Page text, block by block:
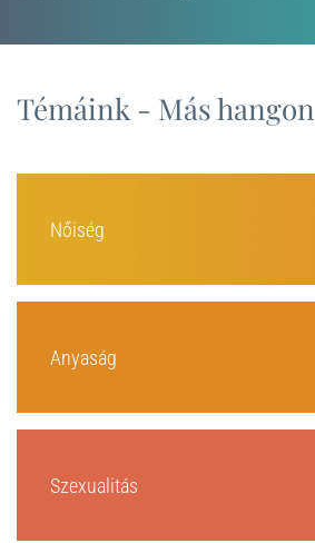
Témáink - Más hangon
Nőiség
Anyaság
Szexualitás